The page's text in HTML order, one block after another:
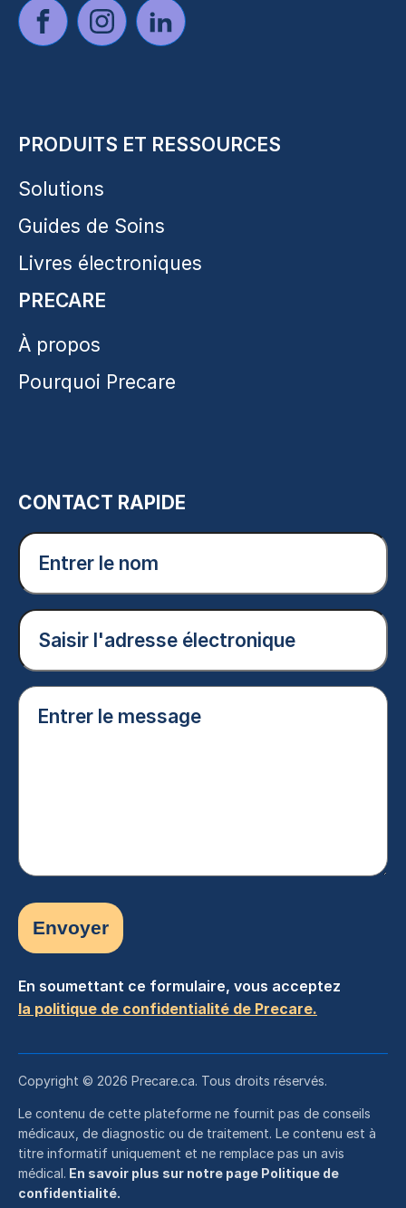
PRODUITS ET RESSOURCES
Solutions
Guides de Soins
Livres électroniques
PRECARE
À propos
Pourquoi Precare
CONTACT RAPIDE
Entrer
nom
(Nécessaire)
Courriel
(Nécessaire)
Entrer
En soumettant ce formulaire, vous acceptez
la politique de confidentialité de Precare.
Copyright © 2026 Precare.ca. Tous droits réservés.
Le contenu de cette plateforme ne fournit pas de conseils
médicaux, de diagnostic ou de traitement. Le contenu est à
titre informatif uniquement et ne remplace pas un avis
médical. En savoir plus sur notre page Politique de
confidentialité.